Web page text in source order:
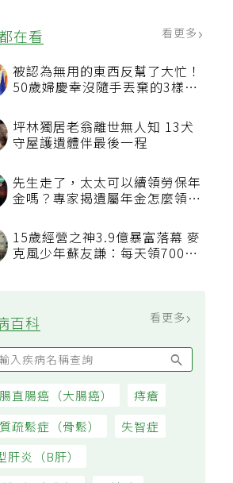
在看
被認為無用的東西反幫了大忙！
50歲婦慶幸沒隨手丟棄的3樣物
坪林獨居老翁離世無人知 13犬
守屋護遺體伴最後一程
先生走了，太太可以續領勞保年
看順位還要看資格
15歲經營之神3.9億暴富落幕 麥
百科